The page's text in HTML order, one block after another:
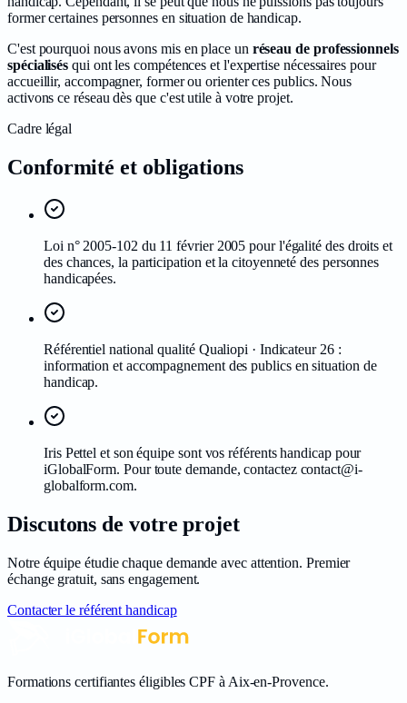
former certaines personnes en situation de handicap.
C'est pourquoi nous avons mis en place un réseau de professionnels
spécialisés qui ont les compétences et l'expertise nécessaires pour
accueillir, accompagner, former ou orienter ces publics. Nous
activons ce réseau dès que c'est utile à votre projet.
Cadre légal
Conformité et obligations
Loi n° 2005-102 du 11 février 2005 pour l'égalité des droits et
des chances, la participation et la citoyenneté des personnes
handicapées.
Référentiel national qualité Qualiopi · Indicateur 26 :
information et accompagnement des publics en situation de
handicap.
Iris Pettel et son équipe sont vos référents handicap pour
iGlobalForm. Pour toute demande, contactez contact@i-
globalform.com.
Discutons de votre projet
Notre équipe étudie chaque demande avec attention. Premier
échange gratuit, sans engagement.
Contacter le référent handicap
Formations certifiantes éligibles CPF à Aix-en-Provence.